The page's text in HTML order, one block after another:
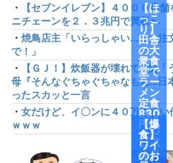
・
【セブンイレブン】４０００店
ニチェーンを２．３兆円で買収へ
・ 焼鳥店主「いらっしゃい...で、注
で！」
・
【ＧＪ！】炊飯器が壊れて…父
母『そんなぐちゃぐちゃなもん…日
ったスカッと一言
・ 女だけど、イ〇ンに４０万くら
ｗｗｗ
【ほ
っこ
り】
田舎
の大
衆食
堂で
ラー
メン
定食
830
円頼
んだ
ら小
鉢付
【爆
食】
ワイ
のお